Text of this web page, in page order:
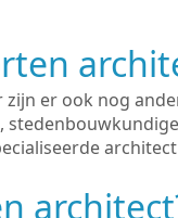
er ook nog